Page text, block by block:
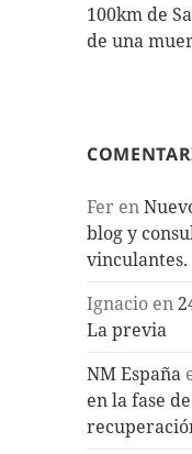
100km de
de una
Fer en
blog y
vinculantes.
Ignacio en
La previa
NM España
en la fase